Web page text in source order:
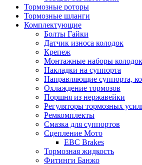
Тормозные роторы
Тормозные шланги
Комплектующие
Болты Гайки
Датчик износа колодок
Крепеж
Монтажные наборы колодок
Накладки на суппорта
Направляющие суппорта,
Охлаждение тормозов
Поршня из нержавейки
Регуляторы тормозных
Ремкомплекты
Смазка для суппортов
Сцепление Мото
EBC Brakes
Тормозная жидкость
Фитинги Банжо